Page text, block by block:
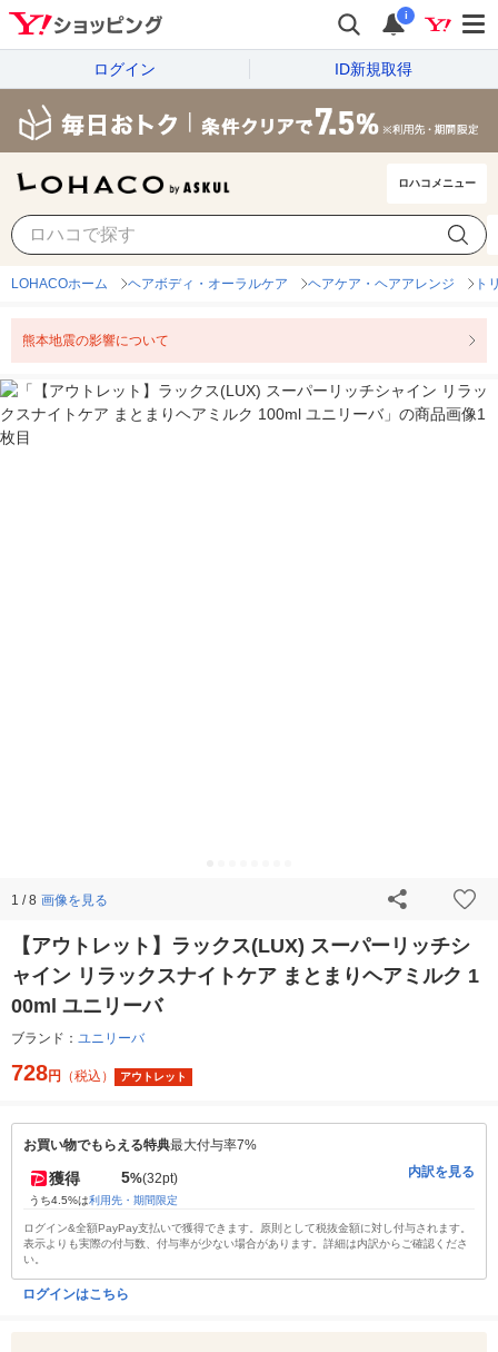
i
ログイン ID新規取得
ロハコメニュー
LOHACOホーム ヘアボディ・オーラルケア ヘアケア・ヘアアレンジ ト
熊本地震の影響について
1 / 8 画像を見る
【アウトレット】ラックス(LUX) スーパーリッチシ
ャイン リラックスナイトケア まとまりヘアミルク 1
00ml ユニリーバ
ブランド： ユニリーバ
728円 （税込） アウトレット
お買い物でもらえる特典最大付与率7%
獲得 5%(32pt)
うち4.5%は利用先・期間限定
内訳を見る
ログイン&全額PayPay支払いで獲得できます。原則として税抜金額に対し付与されます。
表示よりも実際の付与数、付与率が少ない場合があります。詳細は内訳からご確認くださ
い。
ログインはこちら